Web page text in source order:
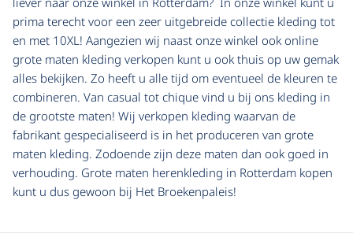
prima terecht voor een zeer uitgebreide collectie kleding tot
en met 10XL! Aangezien wij naast onze winkel ook online
grote maten kleding verkopen kunt u ook thuis op uw gemak
alles bekijken. Zo heeft u alle tijd om eventueel de kleuren te
combineren. Van casual tot chique vind u bij ons kleding in
de grootste maten! Wij verkopen kleding waarvan de
fabrikant gespecialiseerd is in het produceren van grote
maten kleding. Zodoende zijn deze maten dan ook goed in
verhouding. Grote maten herenkleding in Rotterdam kopen
kunt u dus gewoon bij Het Broekenpaleis!